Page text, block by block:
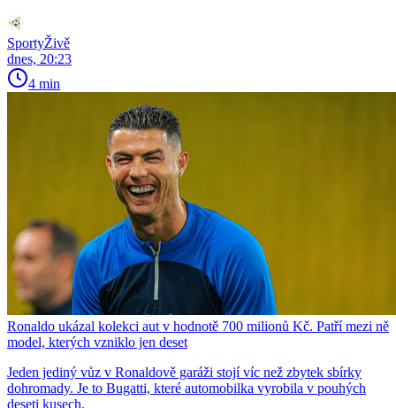
SportyŽivě
dnes, 20:23
4 min
Ronaldo ukázal kolekci aut v hodnotě 700 milionů Kč. Patří mezi ně
model, kterých vzniklo jen deset
Jeden jediný vůz v Ronaldově garáži stojí víc než zbytek sbírky
dohromady. Je to Bugatti, které automobilka vyrobila v pouhých
deseti kusech.